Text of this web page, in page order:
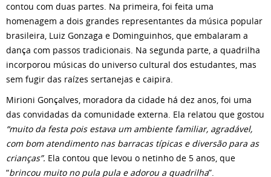
contou com duas partes. Na primeira, foi feita uma
homenagem a dois grandes representantes da música popular
brasileira, Luiz Gonzaga e Dominguinhos, que embalaram a
dança com passos tradicionais. Na segunda parte, a quadrilha
incorporou músicas do universo cultural dos estudantes, mas
sem fugir das raízes sertanejas e caipira.
Mirioni Gonçalves, moradora da cidade há dez anos, foi uma
das convidadas da comunidade externa. Ela relatou que gostou
“muito da festa pois estava um ambiente familiar, agradável,
com bom atendimento nas barracas típicas e diversão para as
crianças”. Ela contou que levou o netinho de 5 anos, que
“brincou muito no pula pula e adorou a quadrilha”.